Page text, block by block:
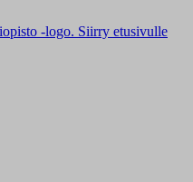
Siirry etusivulle